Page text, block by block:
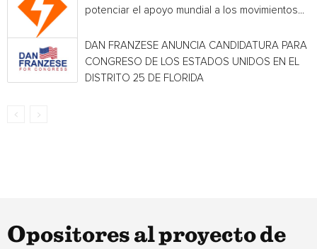
potenciar el apoyo mundial a los movimientos...
DAN FRANZESE ANUNCIA CANDIDATURA PARA
CONGRESO DE LOS ESTADOS UNIDOS EN EL
DISTRITO 25 DE FLORIDA
Opositores al proyecto de